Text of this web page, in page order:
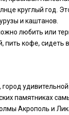
круглый год.
и каштанов.
любить или
пить кофе, сидеть
памятниках
Акрополь и